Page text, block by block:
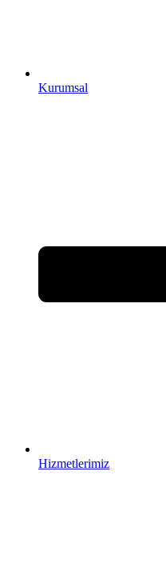
Kurumsal
Hizmetlerimiz